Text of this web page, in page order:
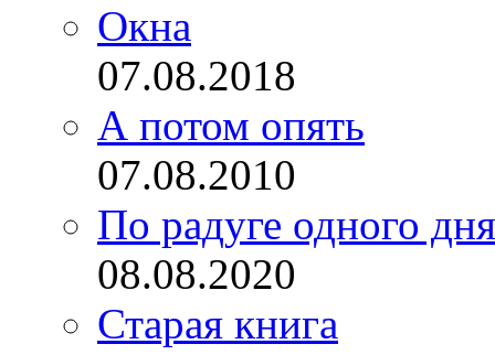
Окна
07.08.2018
А потом опять
07.08.2010
По радуге одного дня
08.08.2020
Старая книга